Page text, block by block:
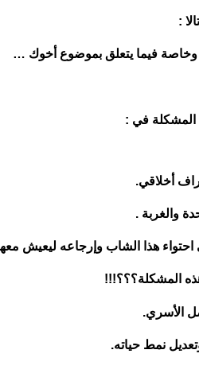
:
وخاصة فيما يتعلق بموضوع أخوك …
المشكلة في :